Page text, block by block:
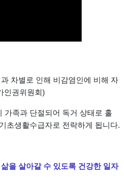
차별로 인해 비감염인에 비해 자
인권위원회)
가족과 단절되어 독거 상태로 홀
초생활수급자로 전락하게 됩니다.
을 살아갈 수 있도록 건강한 일자